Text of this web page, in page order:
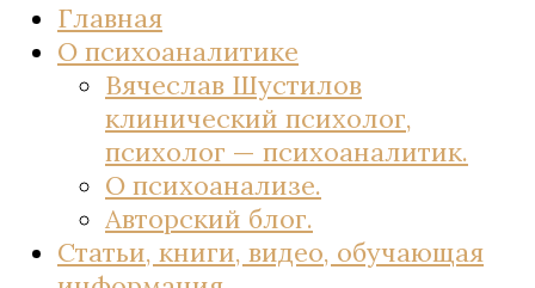
Главная
О психоаналитике
Вячеслав Шустилов
клинический психолог,
психолог — психоаналитик.
О психоанализе.
Авторский блог.
Статьи, книги, видео, обучающая